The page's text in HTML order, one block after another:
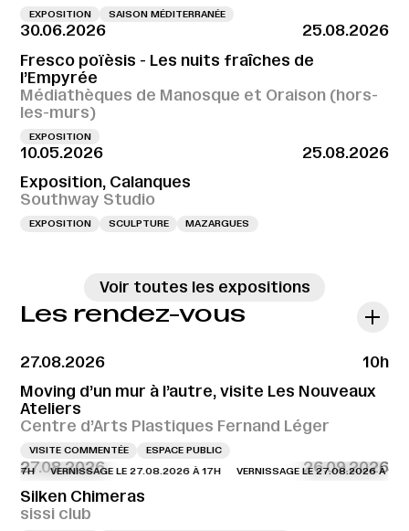
EXPOSITION SAISON MÉDITERRANÉE
30.06.2026
25.08.2026
Fresco poïèsis - Les nuits fraîches de
l’Empyrée
Médiathèques de Manosque et Oraison (hors-
les-murs)
EXPOSITION
10.05.2026
25.08.2026
Exposition, Calanques
Southway Studio
EXPOSITION SCULPTURE MAZARGUES
Voir toutes les expositions
Les rendez-vous
27.08.2026
10h
Moving d’un mur à l’autre, visite Les Nouveaux
Ateliers
Centre d’Arts Plastiques Fernand Léger
VISITE COMMENTÉE ESPACE PUBLIC
27.08.2026 26.09.2026
17H VERNISSAGE LE 27.08.2026 À 17H VERNISSAGE LE 27.08.2026 À 17H
Silken Chimeras
sissi club